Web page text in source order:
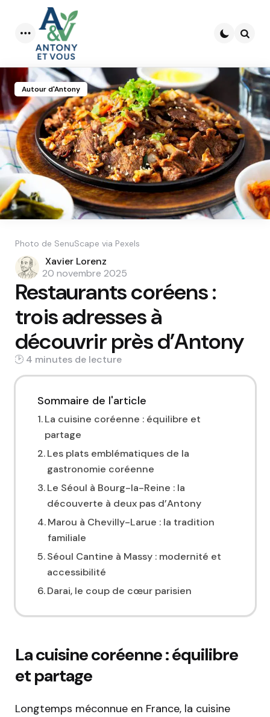
Menu
Autour d'Antony
Photo de SenuScape via Pexels
Posted
by
Xavier Lorenz
20 novembre 2025
Restaurants coréens :
trois adresses à
découvrir près d’Antony
4 min
Sommaire de l'article
La cuisine coréenne : équilibre et
partage
Les plats emblématiques de la
gastronomie coréenne
Le Séoul à Bourg-la-Reine : la
découverte à deux pas d’Antony
Marou à Chevilly-Larue : la tradition
familiale
Séoul Cantine à Massy : modernité et
accessibilité
Darai, le coup de cœur parisien
La cuisine coréenne : équilibre
et partage
Longtemps méconnue en France, la cuisine